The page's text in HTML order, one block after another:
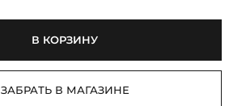
В КОРЗИНУ
ЗАБРАТЬ В МАГАЗИНЕ